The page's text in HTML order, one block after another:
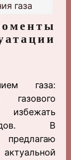
газа
газа:
газового
В